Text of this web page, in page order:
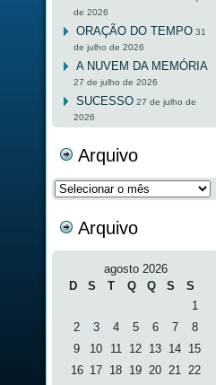
de 2026
ORAÇÃO DO TEMPO 31
de julho de 2026
A NUVEM DA MEMÓRIA
27 de julho de 2026
SUCESSO 27 de julho de
2026
Arquivo
Arquivo
Arquivo
agosto 2026
D
S T Q Q S
S
1
2
3 4 5 6 7
8
9
10 11 12 13 14 15
16 17 18 19 20 21 22